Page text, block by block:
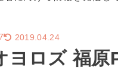
2019.04.24
ヨロズ 福